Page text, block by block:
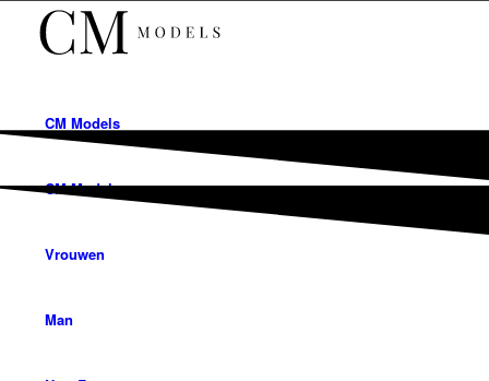
CM Models
CMModels
Vrouwen
Man